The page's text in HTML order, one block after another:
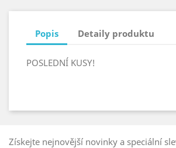
Popis Detaily produktu
POSLEDNÍ KUSY!
Získejte nejnovější novinky a speciální